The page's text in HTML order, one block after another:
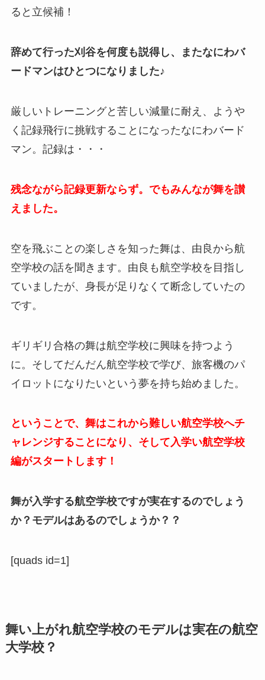
ると立候補！
辞めて行った刈谷を何度も説得し、またなにわバ
ードマンはひとつになりました♪
厳しいトレーニングと苦しい減量に耐え、ようや
く記録飛行に挑戦することになったなにわバード
マン。記録は・・・
残念ながら記録更新ならず。でもみんなが舞を讃
えました。
空を飛ぶことの楽しさを知った舞は、由良から航
空学校の話を聞きます。由良も航空学校を目指し
ていましたが、身長が足りなくて断念していたの
です。
ギリギリ合格の舞は航空学校に興味を持つよう
に。そしてだんだん航空学校で学び、旅客機のパ
イロットになりたいという夢を持ち始めました。
ということで、舞はこれから難しい航空学校へチ
ャレンジすることになり、そして入学い航空学校
編がスタートします！
舞が入学する航空学校ですが実在するのでしょう
か？モデルはあるのでしょうか？？
[quads id=1]
舞い上がれ航空学校のモデルは実在の航空
大学校？